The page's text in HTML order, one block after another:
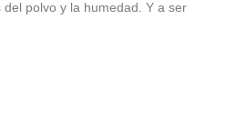
polvo y la humedad. Y a ser